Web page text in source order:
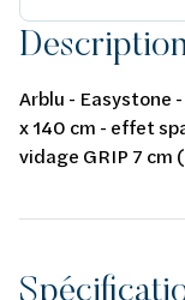
Arblu - Easystone
x 140 cm - effet
vidage GRIP 7